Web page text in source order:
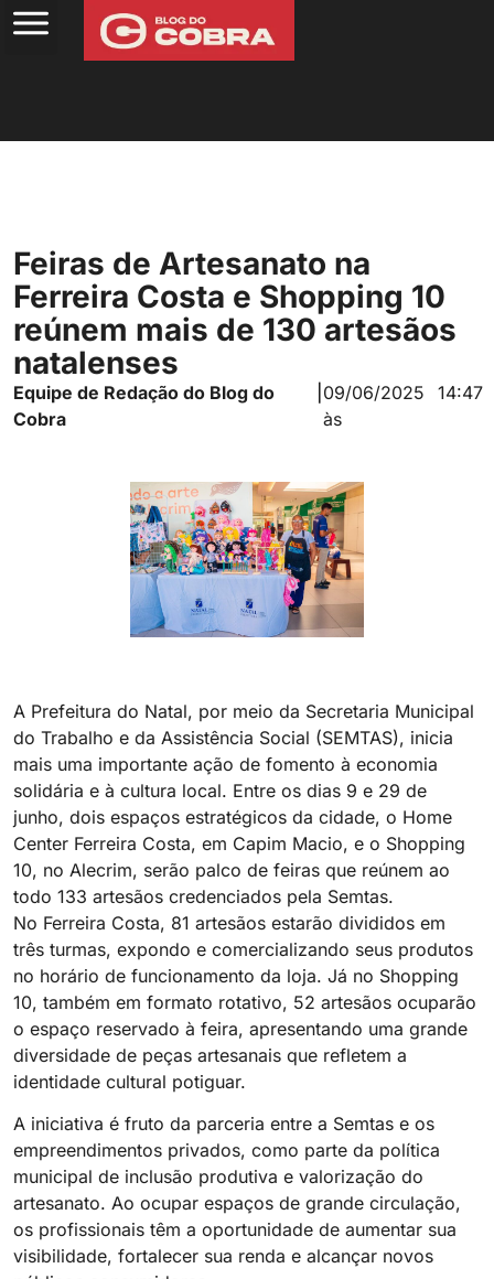
Feiras de Artesanato na
Ferreira Costa e Shopping 10
reúnem mais de 130 artesãos
natalenses
Equipe de Redação do Blog do
Cobra
09/06/2025
às
14:47
A Prefeitura do Natal, por meio da Secretaria Municipal
do Trabalho e da Assistência Social (SEMTAS), inicia
mais uma importante ação de fomento à economia
solidária e à cultura local. Entre os dias 9 e 29 de
junho, dois espaços estratégicos da cidade, o Home
Center Ferreira Costa, em Capim Macio, e o Shopping
10, no Alecrim, serão palco de feiras que reúnem ao
todo 133 artesãos credenciados pela Semtas.
No Ferreira Costa, 81 artesãos estarão divididos em
três turmas, expondo e comercializando seus produtos
no horário de funcionamento da loja. Já no Shopping
10, também em formato rotativo, 52 artesãos ocuparão
o espaço reservado à feira, apresentando uma grande
diversidade de peças artesanais que refletem a
identidade cultural potiguar.
A iniciativa é fruto da parceria entre a Semtas e os
empreendimentos privados, como parte da política
municipal de inclusão produtiva e valorização do
artesanato. Ao ocupar espaços de grande circulação,
os profissionais têm a oportunidade de aumentar sua
visibilidade, fortalecer sua renda e alcançar novos